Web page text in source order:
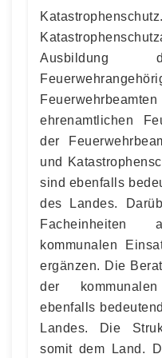
Ausbildung
ehrenamtlichen
der
und
sind ebenfalls
des Landes.
kommunalen
ergänzen. Die
der
ebenfalls
Landes. Die
somit dem Land.